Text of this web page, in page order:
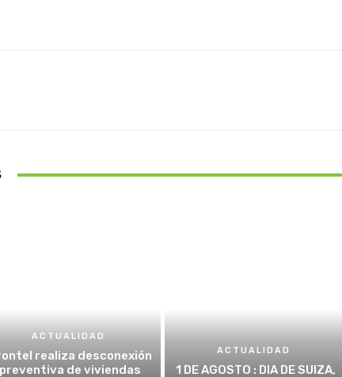
ACTUALIDAD
realiza desconexión
preventiva de viviendas
ACTUALIDAD
1 DE AGOSTO : DIA DE SUIZA,